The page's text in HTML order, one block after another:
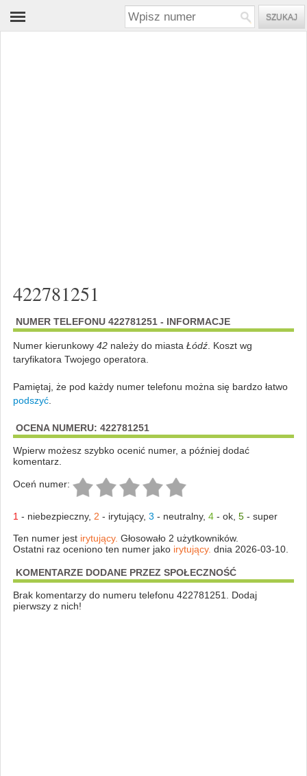
422781251
NUMER TELEFONU 422781251 - INFORMACJE
Numer kierunkowy 42należy do miasta Łódź. Koszt wg
taryfikatora Twojego operatora.
Pamiętaj, że pod każdy numer telefonu można się bardzo łatwo
podszyć.
OCENA NUMERU: 422781251
Wpierw możesz szybko ocenić numer, a później dodać
komentarz.
Oceń numer:
1 - niebezpieczny, 2 - irytujący, 3 - neutralny, 4- ok, 5- super
Ten numer jest irytujący. Głosowało 2 użytkowników.
Ostatni raz oceniono ten numer jako irytujący. dnia 2026-03-10.
KOMENTARZE DODANE PRZEZ SPOŁECZNOŚĆ
Brak komentarzy do numeru telefonu 422781251. Dodaj
pierwszy z nich!